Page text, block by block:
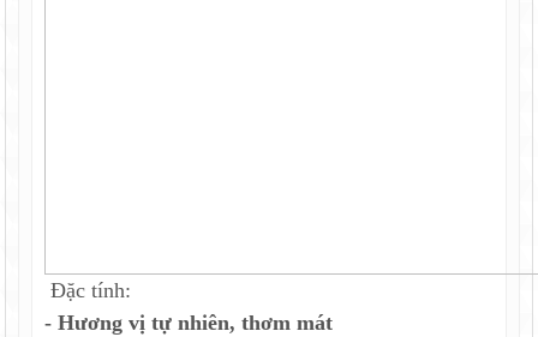
Đặc tính:
- Hương vị tự nhiên, thơm mát